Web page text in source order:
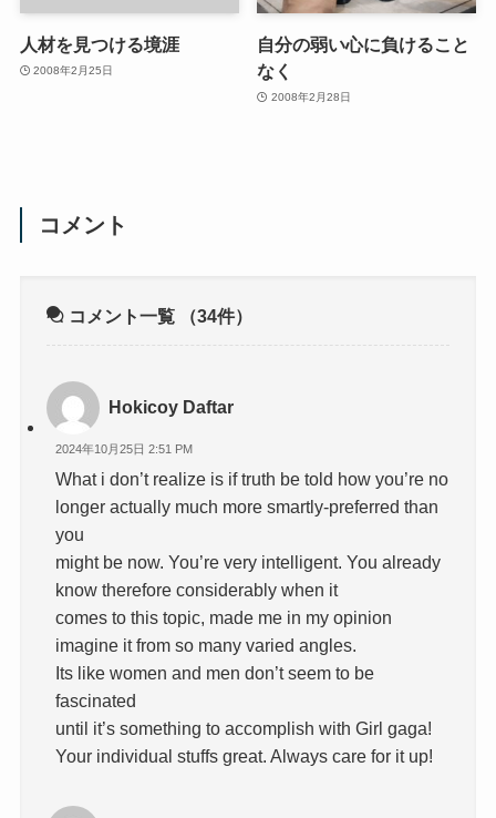
人材を見つける境涯
2008年2月25日
自分の弱い心に負けること
なく
2008年2月28日
コメント
コメント一覧 （34件）
Hokicoy Daftar
2024年10月25日 2:51 PM
What i don’t realize is if truth be told how you’re no
longer actually much more smartly-preferred than
you
might be now. You’re very intelligent. You already
know therefore considerably when it
comes to this topic, made me in my opinion
imagine it from so many varied angles.
Its like women and men don’t seem to be
fascinated
until it’s something to accomplish with Girl gaga!
Your individual stuffs great. Always care for it up!